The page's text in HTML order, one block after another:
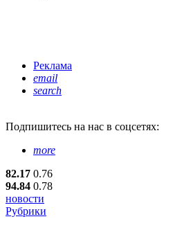
Реклама
email
search
Подпишитесь на нас в соцсетях:
more
82.17 0.76
94.84 0.78
новости
Рубрики